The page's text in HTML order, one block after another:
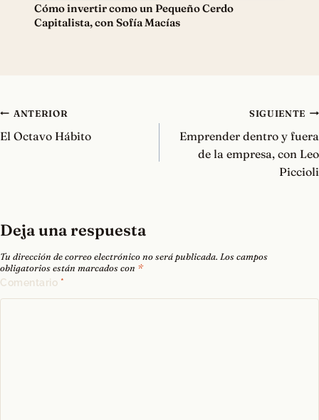
Cómo invertir como un Pequeño Cerdo
Capitalista, con Sofía Macías
Navegación
de
ANTERIOR
El Octavo Hábito
SIGUIENTE
Emprender dentro y fuera
de la empresa, con Leo
Piccioli
Deja una respuesta
Tu dirección de correo electrónico no será publicada. Los campos
obligatorios están marcados con *
Comentario *